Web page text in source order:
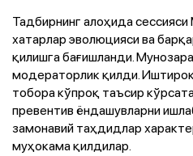
Тадбирнинг алоҳида
хатарлар эволюцияси ва
қилишга бағишланди.
модераторлик қилди.
тобора кўпроқ таъсир
превентив ёндашувларни
замонавий таҳдидлар
муҳокама қилдилар.